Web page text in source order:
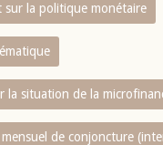
sur la politique monétaire
la situation de la
de conjoncture